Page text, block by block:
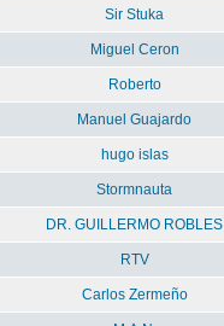
Sir Stuka
Miguel Ceron
Roberto
Manuel Guajardo
hugo islas
Stormnauta
DR. GUILLERMO ROBLES
RTV
Carlos Zermeño